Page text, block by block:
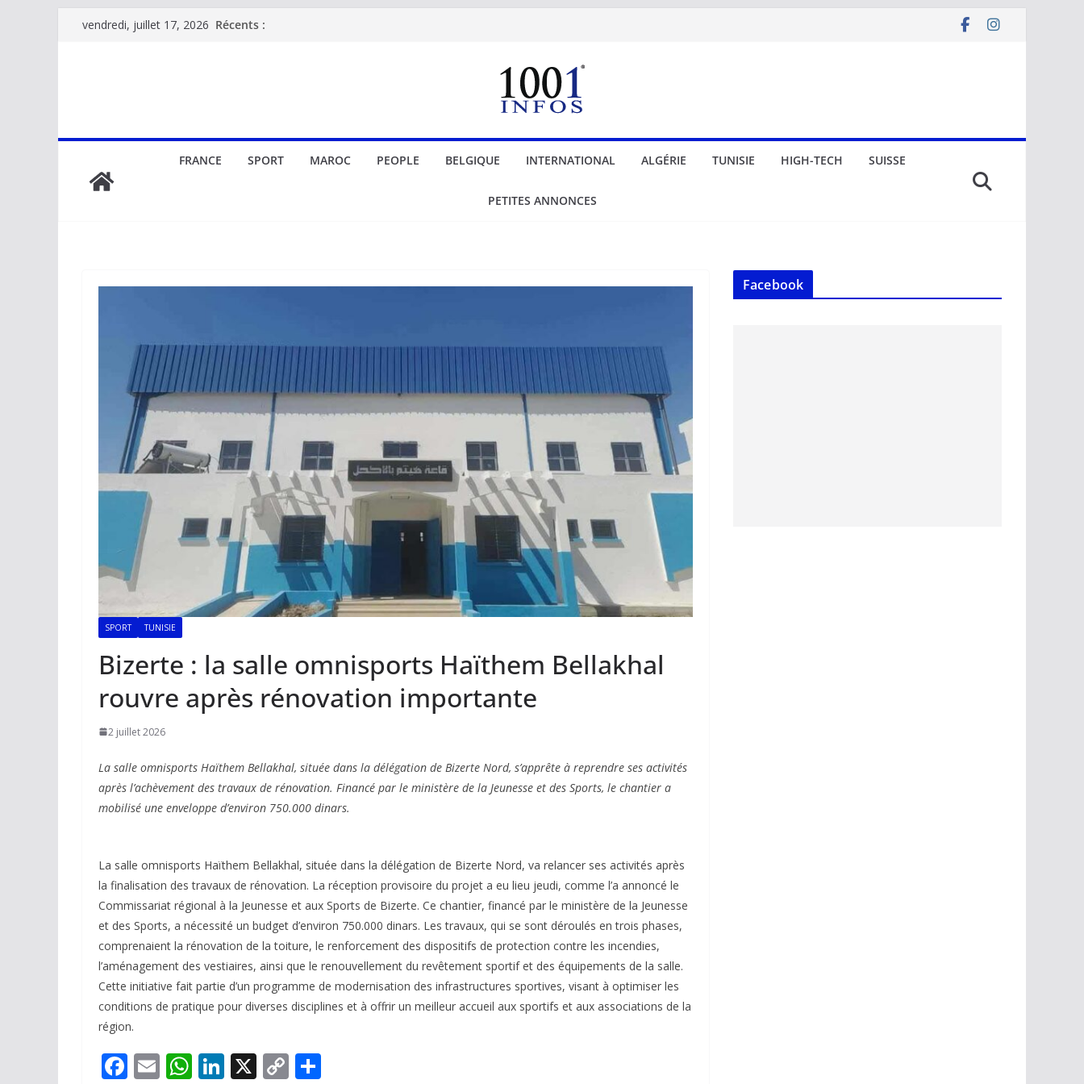
Passervendredi, juillet 17, 2026 Récents :
FRANCE SPORT MAROC PEOPLE BELGIQUE INTERNATIONAL ALGÉRIE TUNISIE HIGH-TECH SUISSE
PETITES ANNONCES
SPORT TUNISIE
Bizerte : la salle omnisports Haïthem Bellakhal
rouvre après rénovation importante
2 juillet 2026
La salle omnisports Haïthem Bellakhal, située dans la délégation de Bizerte Nord, s’apprête à reprendre ses activités
après l’achèvement des travaux de rénovation. Financé par le ministère de la Jeunesse et des Sports, le chantier a
mobilisé une enveloppe d’environ 750.000 dinars.
La salle omnisports Haïthem Bellakhal, située dans la délégation de Bizerte Nord, va relancer ses activités après
la finalisation des travaux de rénovation. La réception provisoire du projet a eu lieu jeudi, comme l’a annoncé le
Commissariat régional à la Jeunesse et aux Sports de Bizerte. Ce chantier, financé par le ministère de la Jeunesse
et des Sports, a nécessité un budget d’environ 750.000 dinars. Les travaux, qui se sont déroulés en trois phases,
comprenaient la rénovation de la toiture, le renforcement des dispositifs de protection contre les incendies,
l’aménagement des vestiaires, ainsi que le renouvellement du revêtement sportif et des équipements de la salle.
Cette initiative fait partie d’un programme de modernisation des infrastructures sportives, visant à optimiser les
conditions de pratique pour diverses disciplines et à offrir un meilleur accueil aux sportifs et aux associations de la
région.
F E W Li X C
Facebook